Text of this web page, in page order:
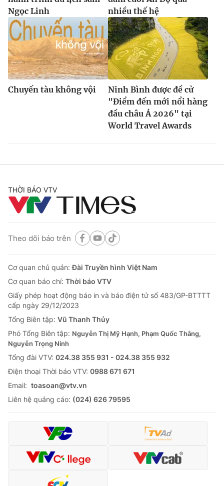
Ngọc Linh
nhiều thế hệ
Chuyến tàu không vội
Ninh Bình được đề cử
"Điểm đến mới nổi hàng
đầu châu Á 2026" tại
World Travel Awards
THỜI BÁO VTV
Theo dõi báo trên
Cơ quan chủ quản:Đài Truyền hình Việt Nam
Cơ quan báo chí: Thời báo VTV
Giấy phép hoạt động báo in và báo điện tử số 483/GP-BTTTT
cấp ngày 29/12/2023
Tổng Biên tập: Vũ Thanh Thủy
Phó Tổng Biên tập: Nguyễn Thị Mỹ Hạnh, Phạm Quốc Thắng,
Nguyễn Trọng Ninh
Tổng đài VTV: 024.38 355 931 - 024.38 355 932
Ðiện thoại Thời báo VTV: 0988 671 671
Email: toasoan@vtv.vn
Liên hệ quảng cáo: (024) 626 79595